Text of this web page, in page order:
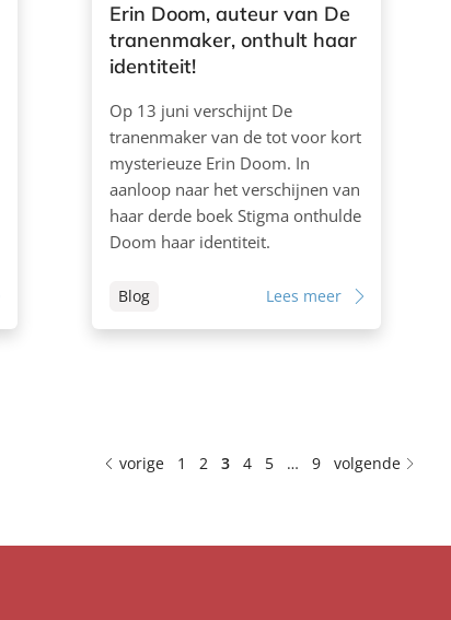
Erin Doom, auteur van De
tranenmaker, onthult haar
identiteit!
Op 13 juni verschijnt De
tranenmaker van de tot voor kort
mysterieuze Erin Doom. In
aanloop naar het verschijnen van
haar derde boek Stigma onthulde
Doom haar identiteit.
Blog Lees meer
vorige 1 2 3 4 5 … 9 volgende